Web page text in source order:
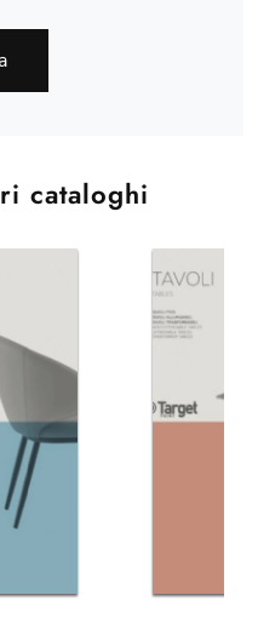
cataloghi